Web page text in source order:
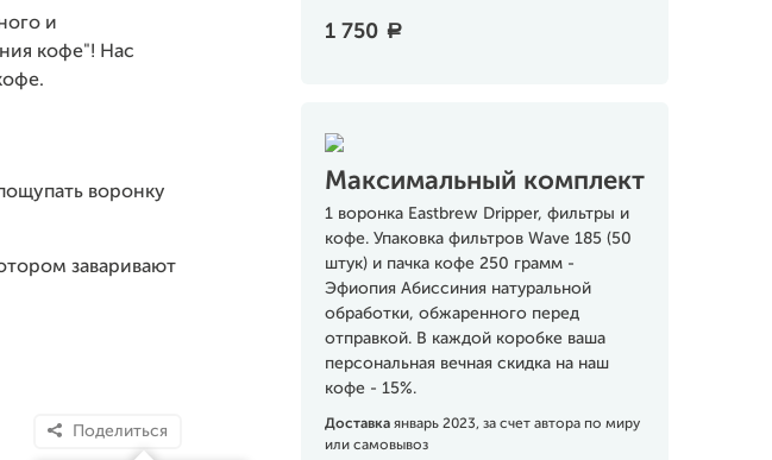
1 750 a
Максимальный комплект
1 воронка Eastbrew Dripper, фильтры и
кофе. Упаковка фильтров Wave 185 (50
штук) и пачка кофе 250 грамм -
Эфиопия Абиссиния натуральной
обработки, обжаренного перед
отправкой. В каждой коробке ваша
персональная вечная скидка на наш
кофе - 15%.
Доставка январь 2023, за счет автора по миру
или самовывоз
и
кофе"! Нас
воронку
заваривают
Поделиться